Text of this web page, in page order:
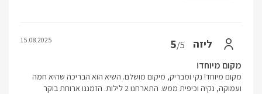
ליזה 5/5
15.08.2025
מקום מיוחד!
מקום מיוחד! נקי ומבריק, מיקום מושלם. השיא הוא הבריכה שהיא חמה
ועמוקה, נקיה וכיפית ממש. התארחנו 2 לילות. הזמננו ארוחת בוקר